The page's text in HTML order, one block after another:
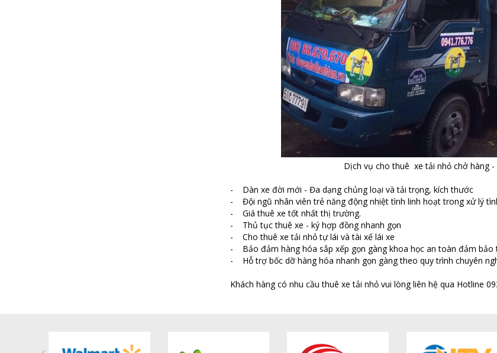
Dịch vụ cho thuê xe tải nhỏ chở hàng -
- Dàn xe đời mới - Đa dạng chủng loại và tải trọng, kích thước
- Đội ngũ nhân viên trẻ năng động nhiệt tình linh hoạt trong xử lý
- Giá thuê xe tốt nhất thị trường.
- Thủ tục thuê xe - ký hợp đồng nhanh gọn
- Cho thuê xe tải nhỏ tự lái và tài xế lái xe
- Bảo đảm hàng hóa sắp xếp gọn gàng khoa học an toàn đảm bảo
- Hỗ trợ bốc dỡ hàng hóa nhanh gọn gàng theo quy trình chuyên
Khách hàng có nhu cầu thuê xe tải nhỏ vui lòng liên hệ qua Hotline